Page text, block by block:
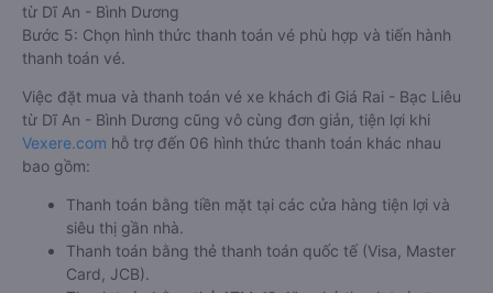
từ Dĩ An - Bình Dương
Bước 5: Chọn hình thức thanh toán vé phù hợp và tiến hành
thanh toán vé.
Việc đặt mua và thanh toán vé xe khách đi Giá Rai - Bạc Liêu
từ Dĩ An - Bình Dương cũng vô cùng đơn giản, tiện lợi khi
Vexere.com hỗ trợ đến 06 hình thức thanh toán khác nhau
bao gồm:
Thanh toán bằng tiền mặt tại các cửa hàng tiện lợi và
siêu thị gần nhà.
Thanh toán bằng thẻ thanh toán quốc tế (Visa, Master
Card, JCB).